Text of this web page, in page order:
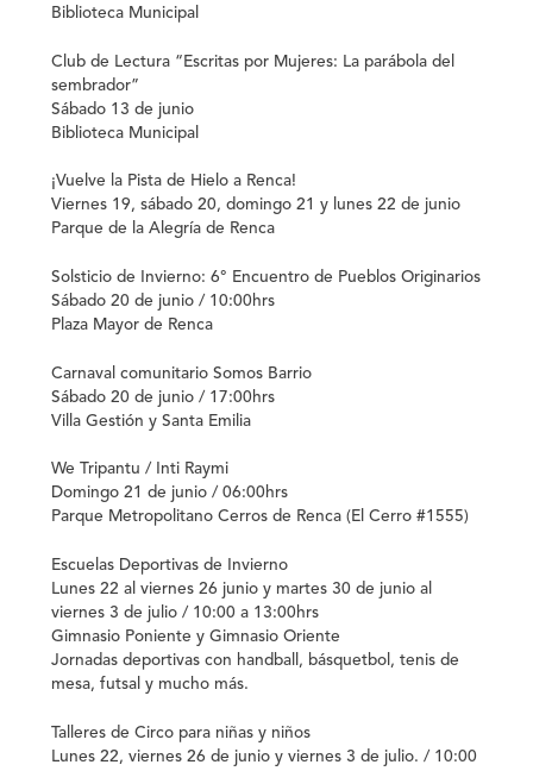
Biblioteca Municipal
Club de Lectura “Escritas por Mujeres: La parábola del
sembrador”
Sábado 13 de junio
Biblioteca Municipal
¡Vuelve la Pista de Hielo a Renca!
Viernes 19, sábado 20, domingo 21 y lunes 22 de junio
Parque de la Alegría de Renca
Solsticio de Invierno: 6° Encuentro de Pueblos Originarios
Sábado 20 de junio / 10:00hrs
Plaza Mayor de Renca
Carnaval comunitario Somos Barrio
Sábado 20 de junio / 17:00hrs
Villa Gestión y Santa Emilia
We Tripantu / Inti Raymi
Domingo 21 de junio / 06:00hrs
Parque Metropolitano Cerros de Renca (El Cerro #1555)
Escuelas Deportivas de Invierno
Lunes 22 al viernes 26 junio y martes 30 de junio al
viernes 3 de julio / 10:00 a 13:00hrs
Gimnasio Poniente y Gimnasio Oriente
Jornadas deportivas con handball, básquetbol, tenis de
mesa, futsal y mucho más.
Talleres de Circo para niñas y niños
Lunes 22, viernes 26 de junio y viernes 3 de julio. / 10:00